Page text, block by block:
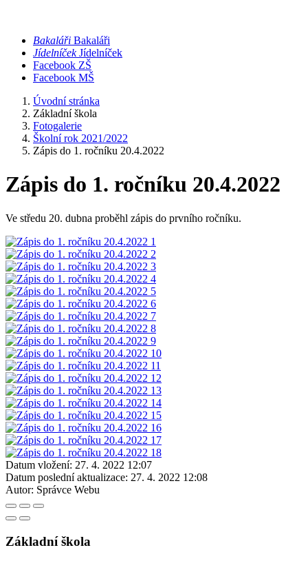
Bakaláři Bakaláři
Jídelníček Jídelníček
Facebook ZŠ
Facebook MŠ
Úvodní stránka
Základní škola
Fotogalerie
Školní rok 2021/2022
Zápis do 1. ročníku 20.4.2022
Zápis do 1. ročníku 20.4.2022
Ve středu 20. dubna proběhl zápis do prvního ročníku.
Datum vložení: 27. 4. 2022 12:07
Datum poslední aktualizace: 27. 4. 2022 12:08
Autor: Správce Webu
Základní škola